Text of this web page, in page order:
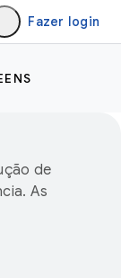
Fazer login
de
As